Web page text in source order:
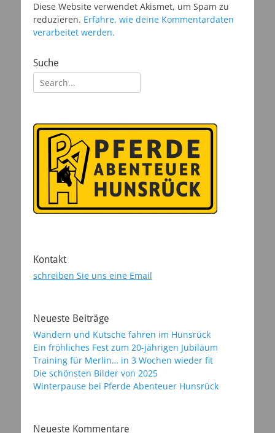
Diese Website verwendet Akismet, um Spam zu
reduzieren. Erfahre, wie deine Kommentardaten
verarbeitet werden.
Suche
Suchen
nach:
Kontakt
schreiben Sie uns eine Email
Neueste Beiträge
Wandern und Kutsche fahren im Hunsrück
Ein fröhliches Fest zum 20-jährigen Jubiläum
Training für Merlin… in 3 Wochen wieder fit
Die schönsten Bilder von 2025
Winterpause bei Pferde Abenteuer Hunsrück
Neueste Kommentare